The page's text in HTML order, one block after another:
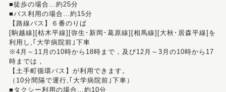
■徒歩の場合…約25分
■バス利用の場合…約15分
【路線バス】６番のりば
[駒越線][枯木平線][弥生･新岡･葛原線][相馬線][大秋･居森平線]を
利用し,｢大学病院前｣下車
※4月～11月の10時から18時まで，及び12月～3月の10時から17
時までは，
【土手町循環バス】が利用できます。
（10分間隔で運行,｢大学病院前｣下車）
■タクシー利用の場合…約10分